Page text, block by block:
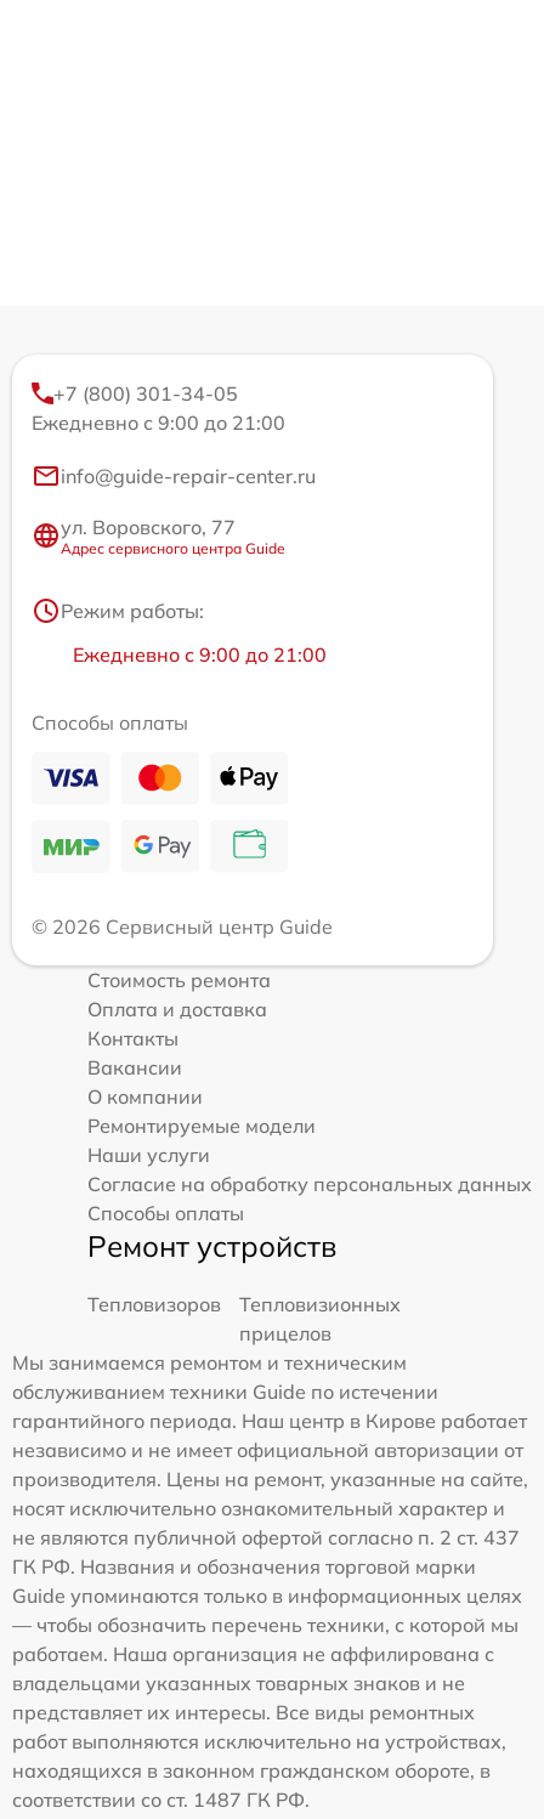
+7 (800) 301-34-05
Ежедневно с 9:00 до 21:00
info@guide-repair-center.ru
ул. Воровского, 77
Адрес сервисного центра Guide
Режим работы:
Ежедневно с 9:00 до 21:00
Способы оплаты
© 2026 Сервисный центр Guide
Стоимость ремонта
Оплата и доставка
Контакты
Вакансии
О компании
Ремонтируемые модели
Наши услуги
Согласие на обработку персональных данных
Способы оплаты
Ремонт устройств
Тепловизоров
Тепловизионных
прицелов
Мы занимаемся ремонтом и техническим
обслуживанием техники Guide по истечении
гарантийного периода. Наш центр в Кирове работает
независимо и не имеет официальной авторизации от
производителя. Цены на ремонт, указанные на сайте,
носят исключительно ознакомительный характер и
не являются публичной офертой согласно п. 2 ст. 437
ГК РФ. Названия и обозначения торговой марки
Guide упоминаются только в информационных целях
— чтобы обозначить перечень техники, с которой мы
работаем. Наша организация не аффилирована с
владельцами указанных товарных знаков и не
представляет их интересы. Все виды ремонтных
работ выполняются исключительно на устройствах,
находящихся в законном гражданском обороте, в
соответствии со ст. 1487 ГК РФ.